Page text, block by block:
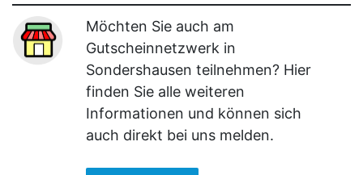
Möchten Sie auch am
Gutscheinnetzwerk in
Sondershausen teilnehmen? Hier
finden Sie alle weiteren
Informationen und können sich
auch direkt bei uns melden.